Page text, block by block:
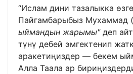
“Ислам дини тазалыкка
Пайгамбарыбыз Мухаммад
ыймандын жарымы"деп
түнү дебей эмгектенип
аракетиңиздер — бекем
Алла Таала ар